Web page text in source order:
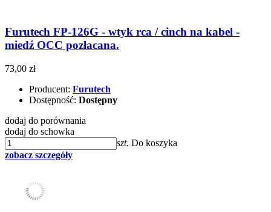
Furutech FP-126G - wtyk rca / cinch na kabel -
miedź OCC pozłacana.
73,00 zł
Producent: Furutech
Dostępność: Dostępny
dodaj do porównania
dodaj do schowka
szt. Do koszyka
zobacz szczegóły